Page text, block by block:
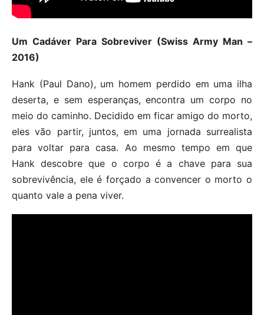
Um Cadáver Para Sobreviver (Swiss Army Man –
2016)
Hank (Paul Dano), um homem perdido em uma ilha
deserta, e sem esperanças, encontra um corpo no
meio do caminho. Decidido em ficar amigo do morto,
eles vão partir, juntos, em uma jornada surrealista
para voltar para casa. Ao mesmo tempo em que
Hank descobre que o corpo é a chave para sua
sobrevivência, ele é forçado a convencer o morto o
quanto vale a pena viver.